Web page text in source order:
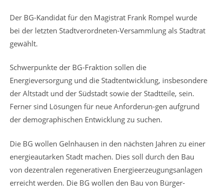
Der BG-Kandidat für den Magistrat Frank Rompel wurde
bei der letzten Stadtverordneten-Versammlung als Stadtrat
gewählt.
Schwerpunkte der BG-Fraktion sollen die
Energieversorgung und die Stadtentwicklung, insbesondere
der Altstadt und der Südstadt sowie der Stadtteile, sein.
Ferner sind Lösungen für neue Anforderun-gen aufgrund
der demographischen Entwicklung zu suchen.
Die BG wollen Gelnhausen in den nächsten Jahren zu einer
energieautarken Stadt machen. Dies soll durch den Bau
von dezentralen regenerativen Energieerzeugungsanlagen
erreicht werden. Die BG wollen den Bau von Bürger-